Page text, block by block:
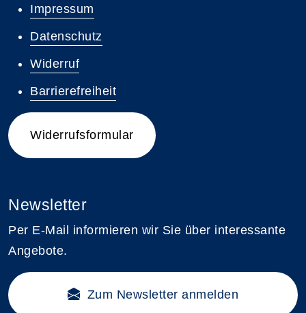
Impressum
Datenschutz
Widerruf
Barrierefreiheit
Widerrufsformular
Newsletter
Per E-Mail informieren wir Sie über interessante
Angebote.
Zum Newsletter anmelden